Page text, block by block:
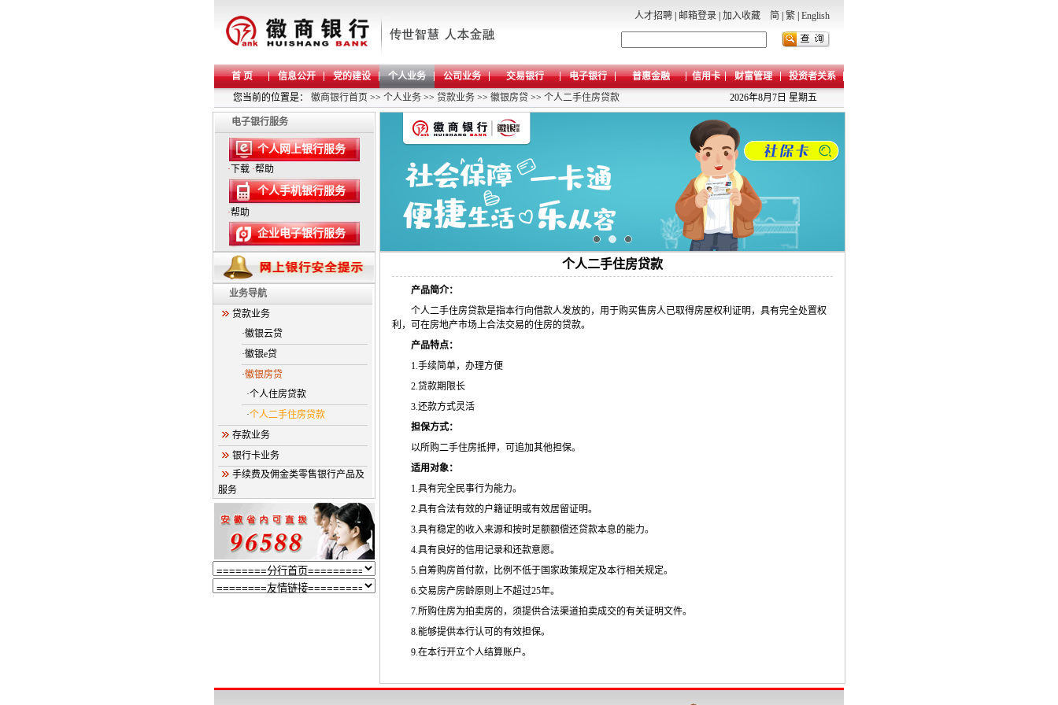
人才招聘 邮箱登录 加入收藏 简 繁 English
首 页 信息公开 党的建设 个人业务 公司业务 交易银行 电子银行 普惠金融 信用卡 财富管理
投资者关系
您当前的位置是： 徽商银行首页 >> 个人业务 >> 贷款业务 >> 徽银房贷 >> 个人二手住房贷款 2026年8月7日 星期五
电子银行服务
个人网上银行服务
· 下载 ·帮助
个人手机银行服务
·帮助
企业电子银行服务
业务导航
贷款业务
·徽银云贷
·徽银e贷
·徽银房贷
·个人住房贷款
·个人二手住房贷款
存款业务
银行卡业务
手续费及佣金类零售银行产品及
服务
个人二手住房贷款
产品简介：
个人二手住房贷款是指本行向借款人发放的，用于购买售房人已取得房屋权利证明，具有完全处置权
利，可在房地产市场上合法交易的住房的贷款。
产品特点：
1.手续简单，办理方便
2.贷款期限长
3.还款方式灵活
担保方式：
以所购二手住房抵押，可追加其他担保。
适用对象：
1.具有完全民事行为能力。
2.具有合法有效的户籍证明或有效居留证明。
3.具有稳定的收入来源和按时足额额偿还贷款本息的能力。
4.具有良好的信用记录和还款意愿。
5. 自筹购房首付款，比例不低于国家政策规定及本行相关规定。
6.交易房产房龄原则上不超过25年。
7.所购住房为拍卖房的，须提供合法渠道拍卖成交的有关证明文件。
8.能够提供本行认可的有效担保。
9.在本行开立个人结算账户。